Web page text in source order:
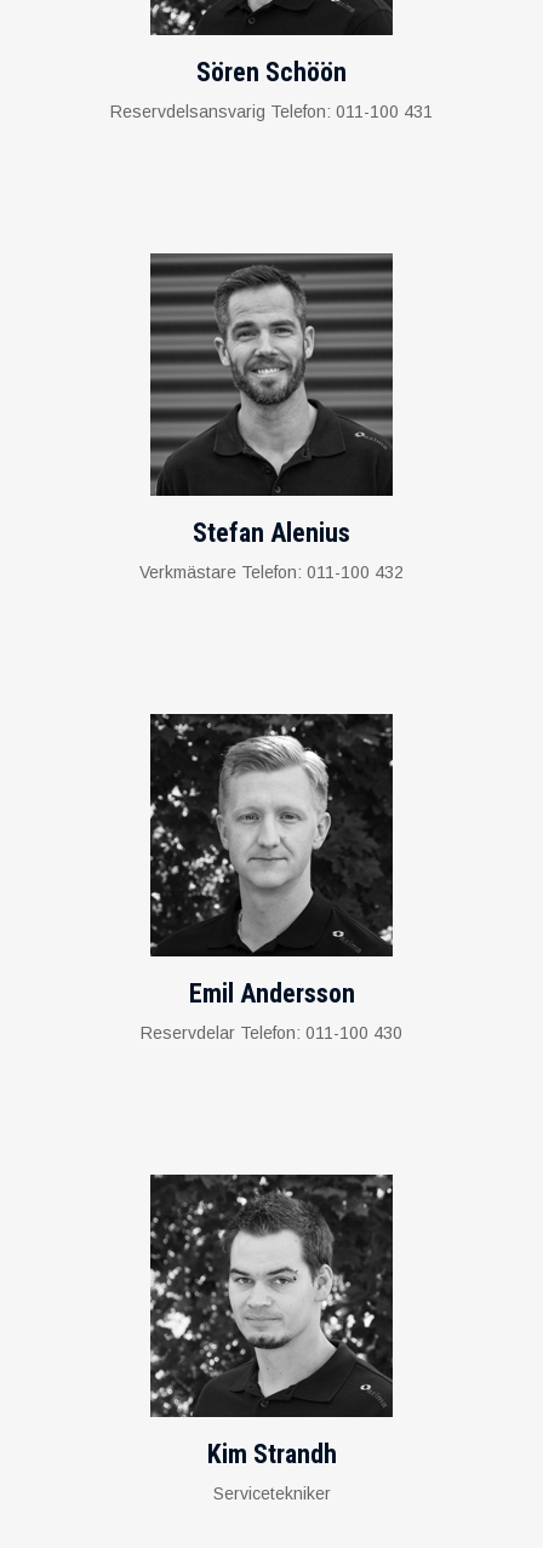
Sören Schöön
Reservdelsansvarig Telefon: 011-100 431
Stefan Alenius
Verkmästare Telefon: 011-100 432
Emil Andersson
Reservdelar Telefon: 011-100 430
Kim Strandh
Servicetekniker